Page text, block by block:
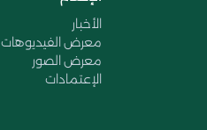
الأخبار
معرض الفيديوهات
معرض الصور
الإعتمادات